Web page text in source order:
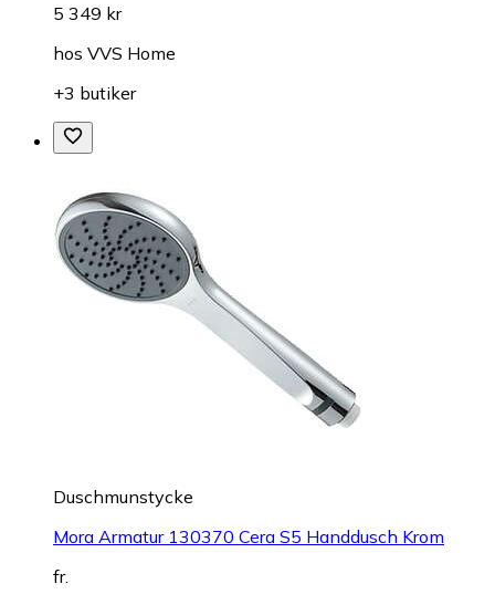
5 349 kr
hos VVS Home
+3 butiker
Duschmunstycke
Mora Armatur 130370 Cera S5 Handdusch Krom
fr.